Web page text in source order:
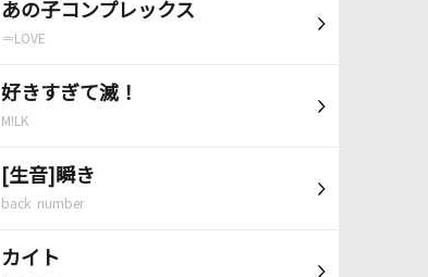
あの子コンプレックス
＝LOVE
好きすぎて滅！
M!LK
[生音]瞬き
back number
カイト